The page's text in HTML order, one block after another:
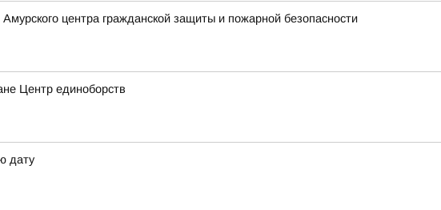
центра гражданской защиты и пожарной безопасности
Центр единоборств
дату